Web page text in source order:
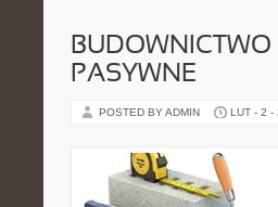
PASYWNE
POSTED BY ADMIN LUT - 2 -